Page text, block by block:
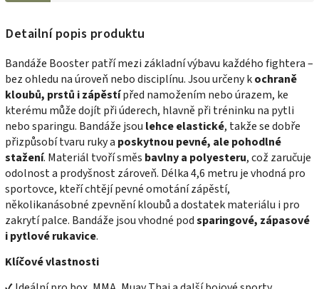
Detailní popis produktu
Bandáže Booster patří mezi základní výbavu každého fightera –
bez ohledu na úroveň nebo disciplínu. Jsou určeny kochraně
kloubů, prstů i zápěstípřed namožením nebo úrazem, ke
kterému může dojít při úderech, hlavně při tréninku na pytli
nebo sparingu. Bandáže jsou lehce elastické, takže se dobře
přizpůsobí tvaru ruky a poskytnou pevné, ale pohodlné
stažení. Materiál tvoří směs bavlny a polyesteru, což zaručuje
odolnost a prodyšnost zároveň. Délka 4,6 metru je vhodná pro
sportovce, kteří chtějí pevné omotání zápěstí,
několikanásobné zpevnění kloubů a dostatek materiálu i pro
zakrytí palce. Bandáže jsou vhodné podsparingové, zápasové
i pytlové rukavice.
Klíčové vlastnosti